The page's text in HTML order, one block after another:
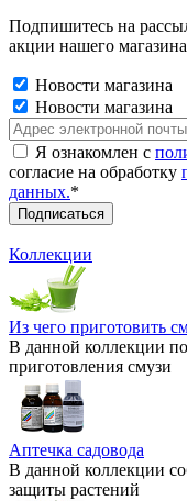
Подпишитесь на
акции нашего
Новости магазина
Новости магазина
Я ознакомлен с
согласие на обработку
данных.*
Коллекции
Из чего приготовить
В данной коллекции
приготовления смузи
Аптечка садовода
В данной коллекции
защиты растений